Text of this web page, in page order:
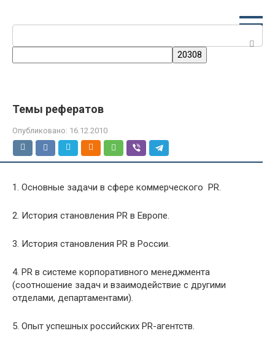
Темы рефератов
Опубликовано: 16.12.2010
1. Основные задачи в сфере коммерческого PR.
2. История становления PR в Европе.
3. История становления PR в России.
4. PR в системе корпоративного менеджмента
(соотношение задач и взаимодействие с другими
отделами, департаментами).
5. Опыт успешных российских PR-агентств.